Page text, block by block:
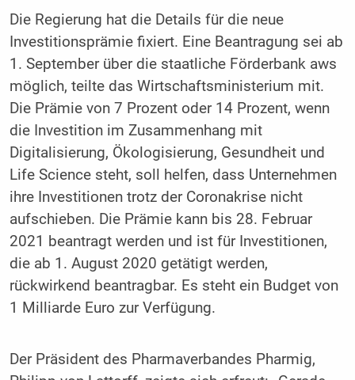
Die Regierung hat die Details für die neue
Investitionsprämie fixiert. Eine Beantragung sei ab
1. September über die staatliche Förderbank aws
möglich, teilte das Wirtschaftsministerium mit.
Die Prämie von 7 Prozent oder 14 Prozent, wenn
die Investition im Zusammenhang mit
Digitalisierung, Ökologisierung, Gesundheit und
Life Science steht, soll helfen, dass Unternehmen
ihre Investitionen trotz der Coronakrise nicht
aufschieben. Die Prämie kann bis 28. Februar
2021 beantragt werden und ist für Investitionen,
die ab 1. August 2020 getätigt werden,
rückwirkend beantragbar. Es steht ein Budget von
1 Milliarde Euro zur Verfügung.
Der Präsident des Pharmaverbandes Pharmig,